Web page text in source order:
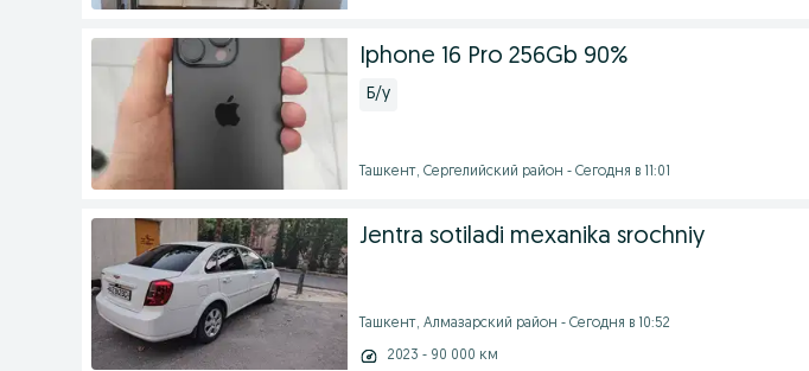
Iphone 16 Pro 256Gb 90%
Б/у
Ташкент, Сергелийский район - Сегодня в 11:01
Jentra sotiladi mexanika srochniy
Ташкент, Алмазарский район - Сегодня в 10:52
2023 - 90 000 км